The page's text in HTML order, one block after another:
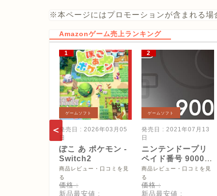
※本ページにはプロモーションが含まれる場
Amazonゲーム売上ランキング
ゲームソフト
発売日 : 2026年03月05
日
ぽこ あ ポケモン -
Switch2
商品レビュー・口コミを見
る
価格 :
新品最安値 :
ゲームソフト
発売日 : 2021年07月13
日
ニンテンドープリ
ペイド番号 9000
円|オンラインコー
ド版
商品レビュー・口コミを見
る
価格 :
新品最安値 :